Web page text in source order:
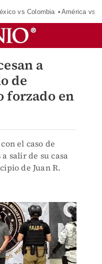
vs Colombia América vs
a
de
forzado en
el caso de
salir de su casa
de Juan R.